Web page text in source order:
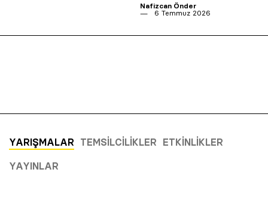
Nafizcan Önder
6 Temmuz 2026
YARIŞMALAR TEMSILCILIKLER ETKINLIKLER
YAYINLAR